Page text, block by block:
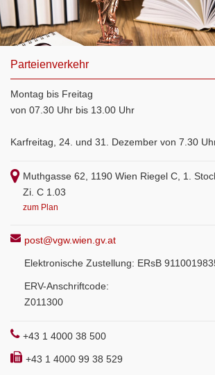
Parteienverkehr
Montag bis Freitag
von 07.30 Uhr bis 13.00 Uhr
Karfreitag, 24. und 31. Dezember von 7.30
Muthgasse 62, 1190 Wien Riegel C, 1.
Zi. C 1.03
zum Plan
post@vgw.wien.gv.at
Elektronische Zustellung: ERsB
ERV-Anschriftcode:
Z011300
+43 1 4000 38 500
+43 1 4000 99 38 529